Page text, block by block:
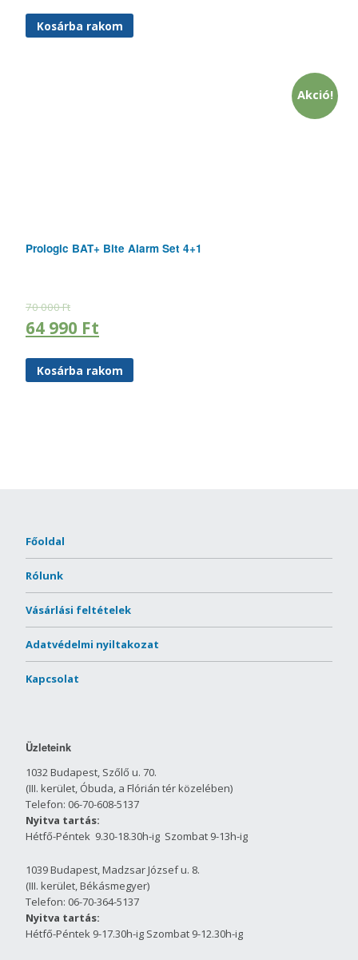
Kosárba rakom
Akció!
Prologic BAT+ Bite Alarm Set 4+1
70 000Ft
64 990 Ft
Kosárba rakom
Főoldal
Rólunk
Vásárlási feltételek
Adatvédelmi nyiltakozat
Kapcsolat
Üzleteink
1032 Budapest, Szőlő u. 70.
(III. kerület, Óbuda, a Flórián tér közelében)
Telefon: 06-70-608-5137
Nyitva tartás:
Hétfő-Péntek 9.30-18.30h-ig Szombat 9-13h-ig
1039 Budapest, Madzsar József u. 8.
(III. kerület, Békásmegyer)
Telefon: 06-70-364-5137
Nyitva tartás:
Hétfő-Péntek 9-17.30h-ig Szombat 9-12.30h-ig